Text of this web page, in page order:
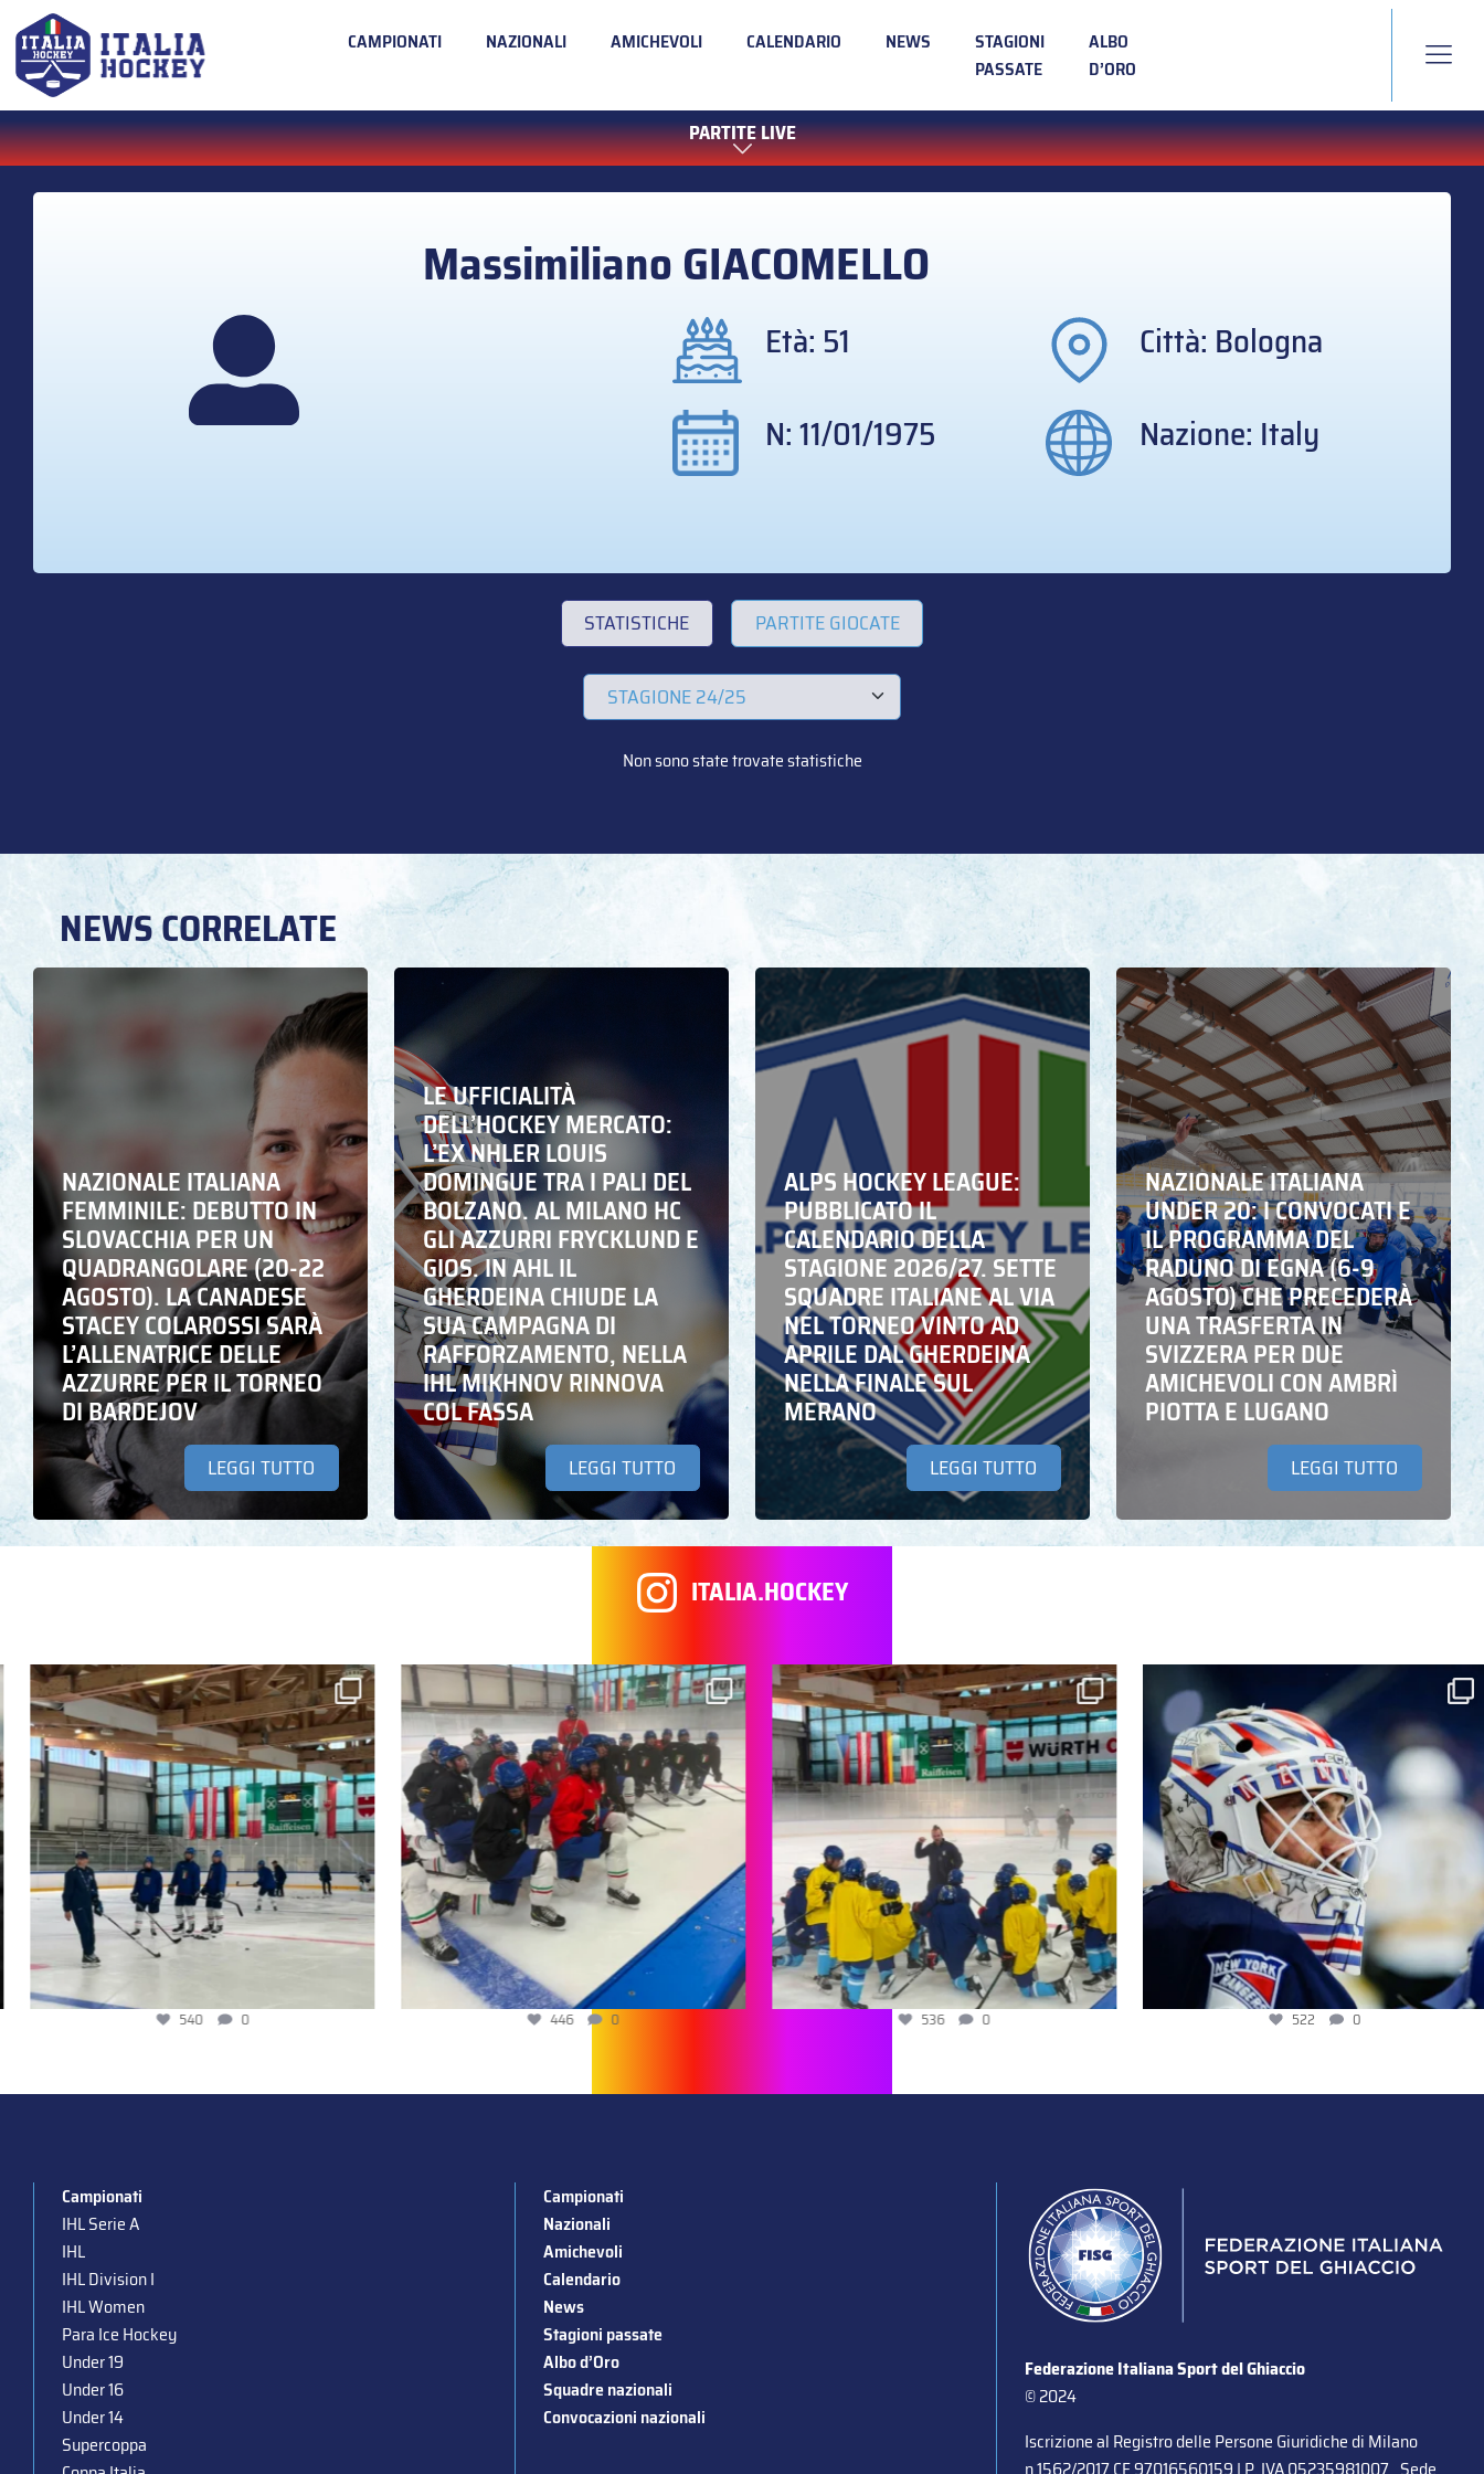
CAMPIONATI NAZIONALI AMICHEVOLI CALENDARIO NEWS
STAGIONI
PASSATE
ALBO
D’ORO
PARTITE LIVE
MassimilianoGIACOMELLO
Età: 51
Città: Bologna
N: 11/01/1975
Nazione: Italy
STATISTICHE PARTITE GIOCATE
Non sono state trovate statistiche
NEWS CORRELATE
NAZIONALE ITALIANA
FEMMINILE: DEBUTTO IN
SLOVACCHIA PER UN
QUADRANGOLARE (20-22
AGOSTO). LA CANADESE
STACEY COLAROSSI SARÀ
L’ALLENATRICE DELLE
AZZURRE PER IL TORNEO
DI BARDEJOV
LEGGI TUTTO
LE UFFICIALITÀ
DELL’HOCKEY MERCATO:
L’EX NHLER LOUIS
DOMINGUE TRA I PALI DEL
BOLZANO. AL MILANO HC
GLI AZZURRI FRYCKLUND E
GIOS. IN AHL IL
GHERDEINA CHIUDE LA
SUA CAMPAGNA DI
RAFFORZAMENTO, NELLA
IHL MIKHNOV RINNOVA
COL FASSA
LEGGI TUTTO
ALPS HOCKEY LEAGUE:
PUBBLICATO IL
CALENDARIO DELLA
STAGIONE 2026/27. SETTE
SQUADRE ITALIANE AL VIA
NEL TORNEO VINTO AD
APRILE DAL GHERDEINA
NELLA FINALE SUL
MERANO
LEGGI TUTTO
NAZIONALE ITALIANA
UNDER 20: I CONVOCATI E
IL PROGRAMMA DEL
RADUNO DI EGNA (6-9
AGOSTO) CHE PRECEDERÀ
UNA TRASFERTA IN
SVIZZERA PER DUE
AMICHEVOLI CON AMBRÌ
PIOTTA E LUGANO
LEGGI TUTTO
ITALIA.HOCKEY
540 0 446 0 536 0 522 0
Campionati
IHL Serie A
IHL
IHL Division I
IHL Women
Para Ice Hockey
Under 19
Under 16
Under 14
Supercoppa
Campionati
Nazionali
Amichevoli
Calendario
News
Stagioni passate
Albo d’Oro
Squadre nazionali
Convocazioni nazionali
Federazione Italiana Sport del Ghiaccio
© 2024
Iscrizione al Registro delle Persone Giuridiche di Milano